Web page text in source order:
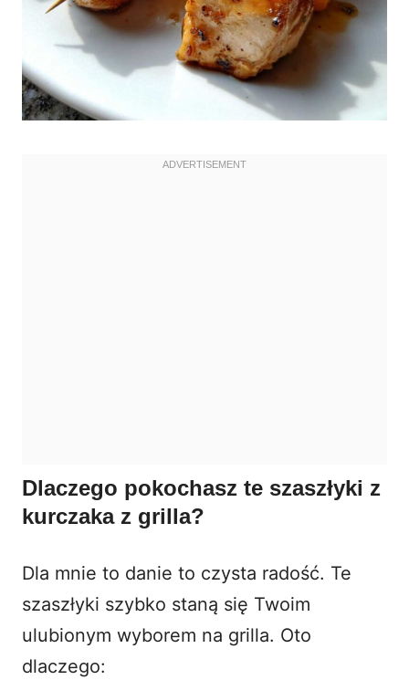
Dlaczego pokochasz te szaszłyki z
kurczaka z grilla?
Dla mnie to danie to czysta radość. Te
szaszłyki szybko staną się Twoim
ulubionym wyborem na grilla. Oto
dlaczego: